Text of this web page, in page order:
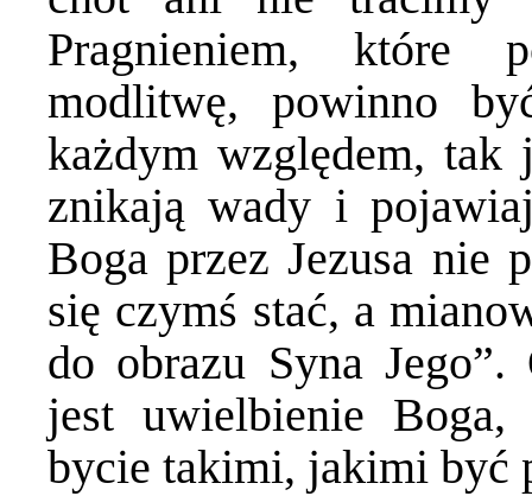
Pragnieniem, które
modlitwę, powinno
każdym względem, tak
znikają wady i
Boga przez Jezusa nie
się czymś stać, a
do obrazu Syna
jest uwielbienie
bycie takimi, jakimi być